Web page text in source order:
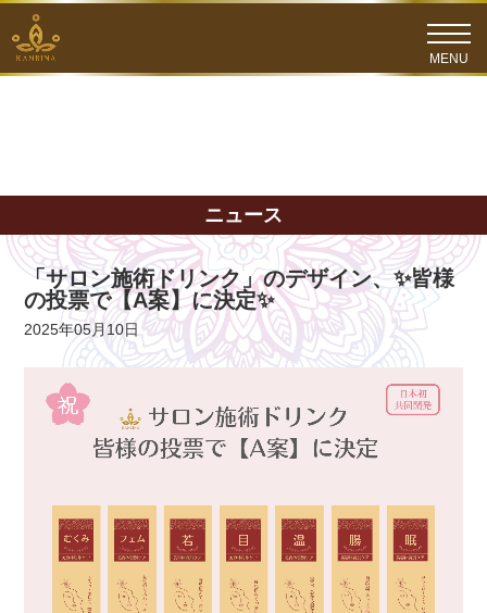
ニュース
「サロン施術ドリンク」のデザイン、✨皆様
の投票で【A案】に決定✨
2025年05月10日